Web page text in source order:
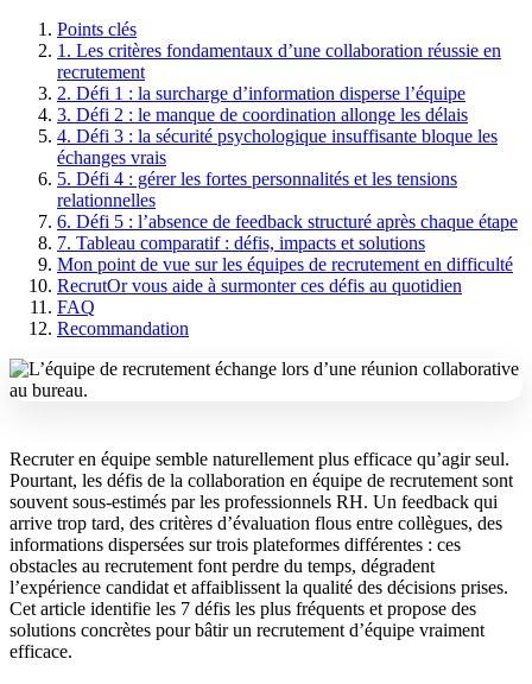
Points clés
1. Les critères fondamentaux d’une collaboration réussie en
recrutement
2. Défi 1 : la surcharge d’information disperse l’équipe
3. Défi 2 : le manque de coordination allonge les délais
4. Défi 3 : la sécurité psychologique insuffisante bloque les
échanges vrais
5. Défi 4 : gérer les fortes personnalités et les tensions
relationnelles
6. Défi 5 : l’absence de feedback structuré après chaque étape
7. Tableau comparatif : défis, impacts et solutions
Mon point de vue sur les équipes de recrutement en difficulté
RecrutOr vous aide à surmonter ces défis au quotidien
FAQ
Recommandation
Recruter en équipe semble naturellement plus efficace qu’agir seul.
Pourtant, les défis de la collaboration en équipe de recrutement sont
souvent sous-estimés par les professionnels RH. Un feedback qui
arrive trop tard, des critères d’évaluation flous entre collègues, des
informations dispersées sur trois plateformes différentes : ces
obstacles au recrutement font perdre du temps, dégradent
l’expérience candidat et affaiblissent la qualité des décisions prises.
Cet article identifie les 7 défis les plus fréquents et propose des
solutions concrètes pour bâtir un recrutement d’équipe vraiment
efficace.